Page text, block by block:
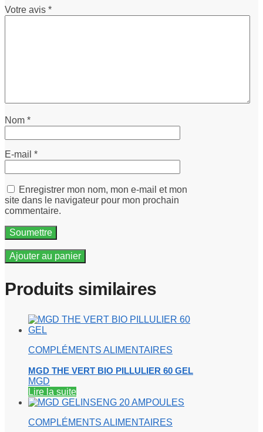
Votre avis *
Nom *
E-mail *
Enregistrer mon nom, mon e-mail et mon
site dans le navigateur pour mon prochain
commentaire.
Ajouter au panier
Produits similaires
COMPLÉMENTS ALIMENTAIRES
MGD THE VERT BIO PILLULIER 60 GEL
MGD
Lire la suite
COMPLÉMENTS ALIMENTAIRES